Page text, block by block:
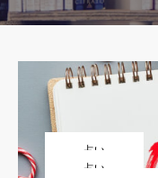
占い
占い